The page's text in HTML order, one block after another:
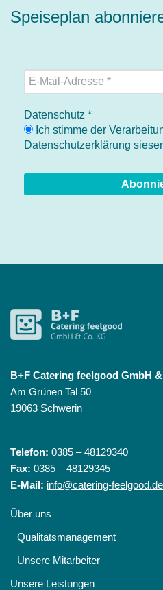
Speiseplan
Datenschutz *
Ich stimme der
Datenschutzerklärung
B+F Catering feelgood GmbH
Am Grünen Tal 50
19063 Schwerin
Telefon: 0385 – 48129340
Fax: 0385 – 48129345
E-Mail: info@catering-feelgood.de
Über uns
Qualitätsmanagement
Unsere Mitarbeiter
Unsere Leistungen